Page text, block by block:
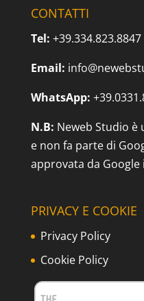
CONTATTI
Tel: +39.334.823.8847
Email:
WhatsApp:
N.B: Neweb Studio è
e non fa parte di
approvata da
PRIVACY E COOKIE
Privacy Policy
Cookie Policy